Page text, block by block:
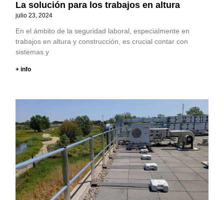
La solución para los trabajos en altura
julio 23, 2024
En el ámbito de la seguridad laboral, especialmente en
trabajos en altura y construcción, es crucial contar con
sistemas y
+ info